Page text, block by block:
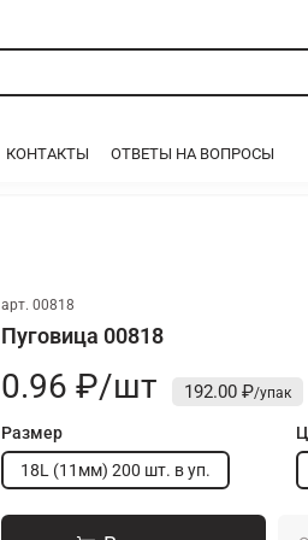
КОНТАКТЫ ОТВЕТЫ НА ВОПРОСЫ
арт. 00818
Пуговица 00818
0.96 ₽/шт 192.00 ₽
Размер
18L (11мм) 200 шт. в уп.